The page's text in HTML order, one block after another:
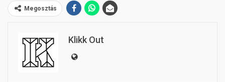
Megosztás
Klikk Out